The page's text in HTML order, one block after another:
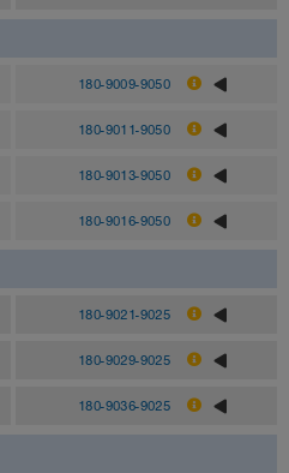
180-9009-9050
180-9011-9050
180-9013-9050
180-9016-9050
180-9021-9025
180-9029-9025
180-9036-9025